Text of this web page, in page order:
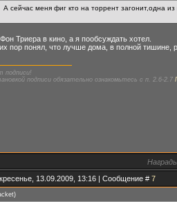
А сейчас меня фиг кто на торрент загонит,одна
Триера в кино, а я пообсуждать хотел.
пор понял, что лучше дома, в полной тишине,
подписи!
подписи обязательно ознакомьтесь с п. 2.6-2.7
13.09.2009, 13:16 | Сообщение # 7
)